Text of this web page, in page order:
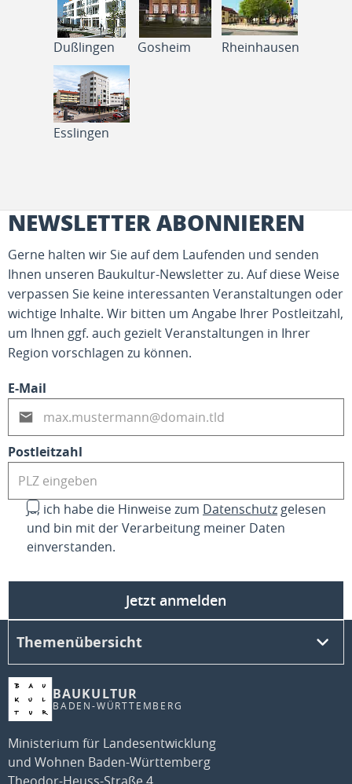
Dußlingen Gosheim Rheinhausen
Esslingen
NEWSLETTER ABONNIEREN
Gerne halten wir Sie auf dem Laufenden und senden
Ihnen unseren Baukultur-Newsletter zu. Auf diese Weise
verpassen Sie keine interessanten Veranstaltungen oder
wichtige Inhalte. Wir bitten um Angabe Ihrer Postleitzahl,
um Ihnen ggf. auch gezielt Veranstaltungen in Ihrer
Region vorschlagen zu können.
E-Mail
Postleitzahl
Ja, ich habe die Hinweise zum Datenschutz gelesen
und bin mit der Verarbeitung meiner Daten
einverstanden.
Jetzt anmelden
BAUKULTUR
BADEN-WÜRTTEMBERG
Ministerium für Landesentwicklung
und Wohnen Baden-Württemberg
Themenübersicht